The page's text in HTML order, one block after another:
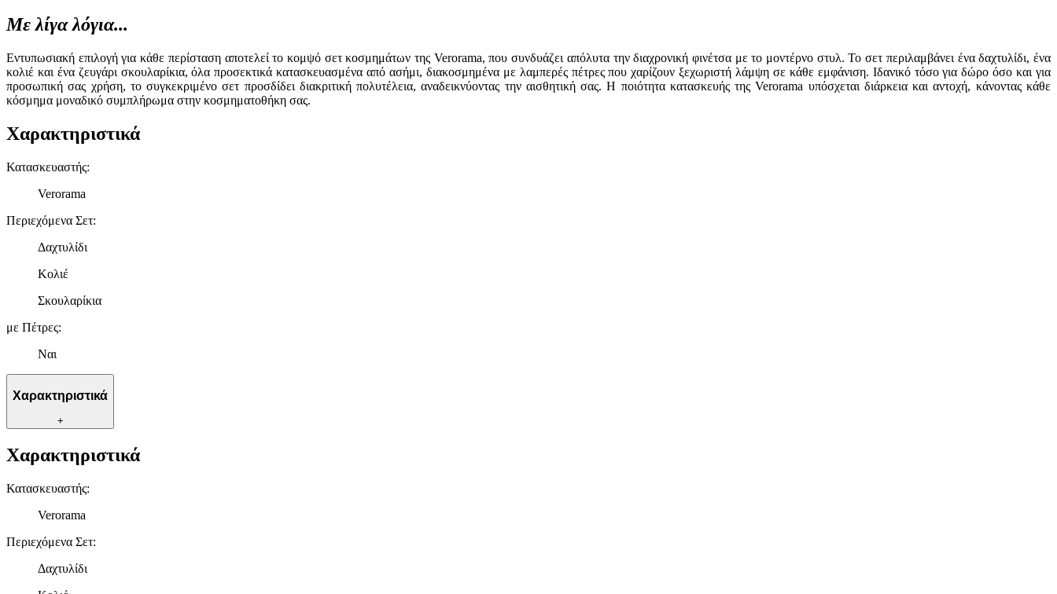
Με λίγα λόγια...
Εντυπωσιακή επιλογή για κάθε περίσταση αποτελεί το κομψό σετ κοσμημάτων της Verorama, που συνδυάζει απόλυτα την διαχρονική φινέτσα με το μοντέρνο στυλ. Το σετ περιλαμβάνει ένα δαχτυλίδι, ένα
κολιέ και ένα ζευγάρι σκουλαρίκια, όλα προσεκτικά κατασκευασμένα από ασήμι, διακοσμημένα με λαμπερές πέτρες που χαρίζουν ξεχωριστή λάμψη σε κάθε εμφάνιση. Ιδανικό τόσο για δώρο όσο και για
προσωπική σας χρήση, το συγκεκριμένο σετ προσδίδει διακριτική πολυτέλεια, αναδεικνύοντας την αισθητική σας. Η ποιότητα κατασκευής της Verorama υπόσχεται διάρκεια και αντοχή, κάνοντας κάθε
κόσμημα μοναδικό συμπλήρωμα στην κοσμηματοθήκη σας.
Χαρακτηριστικά
Κατασκευαστής:
Verorama
Περιεχόμενα Σετ:
Δαχτυλίδι
Κολιέ
Σκουλαρίκια
με Πέτρες:
Ναι
Χαρακτηριστικά
+
Χαρακτηριστικά
Κατασκευαστής:
Verorama
Περιεχόμενα Σετ:
Δαχτυλίδι